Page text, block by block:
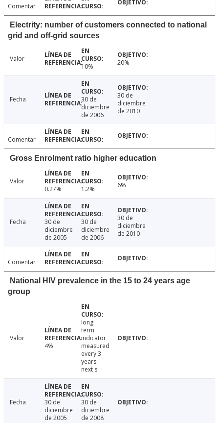
Comentar
Electrity: number of customers connected to national
grid and off-grid sources
Valor
10%
20%
Fecha
30 de
diciembre
de 2006
30 de
diciembre
de 2010
Comentar
Gross Enrolment ratio higher education
Valor
0.27%
1.2% 6%
Fecha
30 de
diciembre
de 2005
30 de
diciembre
de 2006
30 de
diciembre
de 2010
Comentar
National HIV prevalence in the 15 to 24 years age
group
Valor
4%
long
term
indicator
measured
every 3
years.
next s
Fecha
30 de
diciembre
de 2005
30 de
diciembre
de 2008